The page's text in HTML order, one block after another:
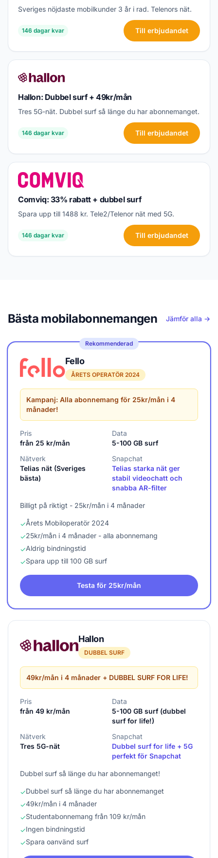
Sveriges nöjdaste mobilkunder 3 år i rad. Telenors nät.
146 dagar kvar Till erbjudandet
Hallon: Dubbel surf + 49kr/mån
Tres 5G-nät. Dubbel surf så länge du har abonnemanget.
146 dagar kvar Till erbjudandet
Comviq: 33% rabatt + dubbel surf
Spara upp till 1488 kr. Tele2/Telenor nät med 5G.
146 dagar kvar Till erbjudandet
Bästa mobilabonnemangen Jämför alla →
Rekommenderad
Fello
ÅRETS OPERATÖR 2024
Kampanj: Alla abonnemang för 25kr/mån i 4
månader!
Pris
från 25 kr/mån
Data
5-100 GB surf
Nätverk
Telias nät (Sveriges
bästa)
Snapchat
Telias starka nät ger
stabil videochatt och
snabba AR-filter
Billigt på riktigt - 25kr/mån i 4 månader
✓Årets Mobiloperatör 2024
✓25kr/mån i 4 månader - alla abonnemang
✓Aldrig bindningstid
✓Spara upp till 100 GB surf
Testa för 25kr/mån
Hallon
DUBBEL SURF
49kr/mån i 4 månader + DUBBEL SURF FOR LIFE!
Pris
från 49 kr/mån
Data
5-100 GB surf (dubbel
surf for life!)
Nätverk
Tres 5G-nät
Snapchat
Dubbel surf for life + 5G
perfekt för Snapchat
Dubbel surf så länge du har abonnemanget!
✓Dubbel surf så länge du har abonnemanget
✓49kr/mån i 4 månader
✓Studentabonnemang från 109 kr/mån
✓Ingen bindningstid
✓Spara oanvänd surf